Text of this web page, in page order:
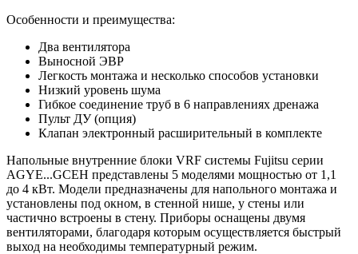
Особенности и преимущества:
Два вентилятора
Выносной ЭВР
Легкость монтажа и несколько способов установки
Низкий уровень шума
Гибкое соединение труб в 6 направлениях дренажа
Пульт ДУ (опция)
Клапан электронный расширительный в комплекте
Напольные внутренние блоки VRF системы Fujitsu серии
AGYE...GCEH представлены 5 моделями мощностью от 1,1
до 4 кВт. Модели предназначены для напольного монтажа и
установлены под окном, в стенной нише, у стены или
частично встроены в стену. Приборы оснащены двумя
вентиляторами, благодаря которым осуществляется быстрый
выход на необходимы температурный режим.